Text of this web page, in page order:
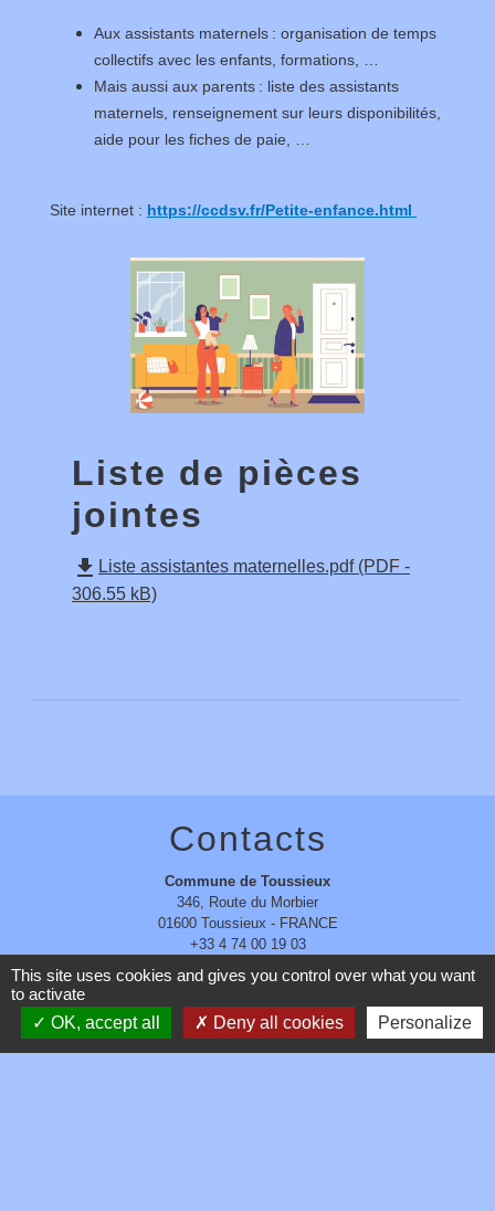
Aux assistants maternels : organisation de temps
collectifs avec les enfants, formations, …
Mais aussi aux parents : liste des assistants
maternels, renseignement sur leurs disponibilités,
aide pour les fiches de paie, …
Site internet : https://ccdsv.fr/Petite-enfance.html
Liste de pièces
jointes
file_download Liste assistantes maternelles.pdf (PDF -
306.55 kB)
Contacts
Commune de Toussieux
346, Route du Morbier
01600 Toussieux - FRANCE
+33 4 74 00 19 03
Contact par formulaire
This site uses cookies and gives you control over what you want
to activate
OK, accept all
Deny all cookies Personalize